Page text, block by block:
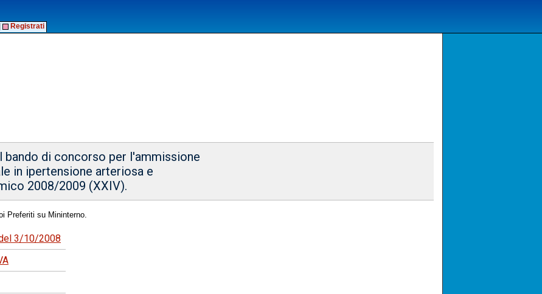
Registrati
di concorso per l'ammissione
in ipertensione arteriosa e
2008/2009 (XXIV).
Preferiti su Mininterno.
3/10/2008